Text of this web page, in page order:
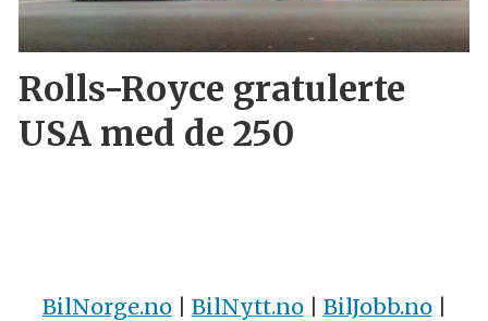
Rolls-Royce gratulerte
USA med de 250
BilNorge.no| BilNytt.no| BilJobb.no|